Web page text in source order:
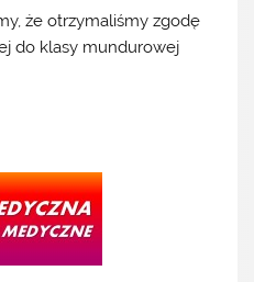
że otrzymaliśmy zgodę
do klasy mundurowej